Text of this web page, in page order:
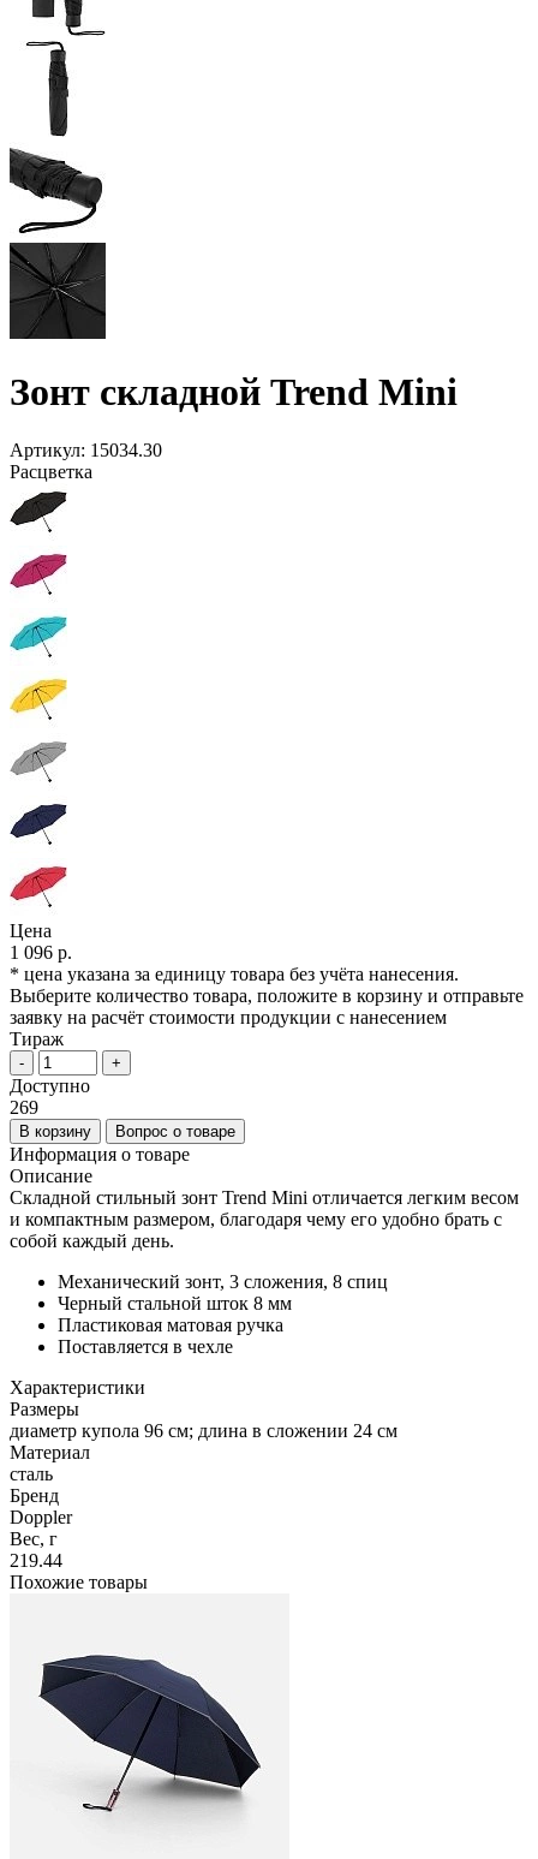
Зонт складной Trend Mini
Артикул: 15034.30
Расцветка
Цена
1 096 р.
* цена указана за единицу товара без учёта нанесения.
Выберите количество товара, положите в корзину и отправьте
заявку на расчёт стоимости продукции с нанесением
Тираж
- +
Доступно
269
В корзину Вопрос о товаре
Информация о товаре
Описание
Складной стильный зонт Trend Mini отличается легким весом
и компактным размером, благодаря чему его удобно брать с
собой каждый день.
Механический зонт, 3 сложения, 8 спиц
Черный стальной шток 8 мм
Пластиковая матовая ручка
Поставляется в чехле
Характеристики
Размеры
диаметр купола 96 см; длина в сложении 24 см
Материал
сталь
Бренд
Doppler
Вес, г
219.44
Похожие товары